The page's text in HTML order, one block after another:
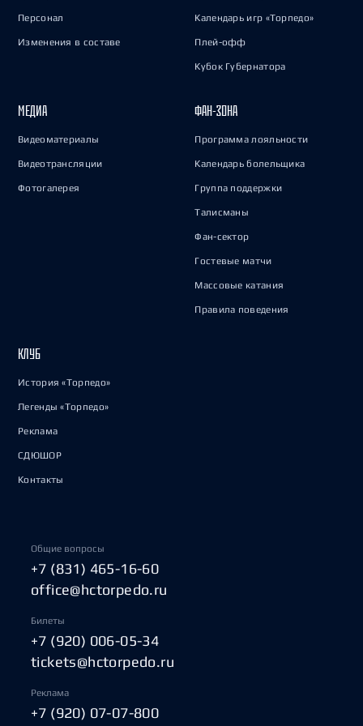
Персонал
Изменения в составе
Календарь игр «Торпедо»
Плей-офф
Кубок Губернатора
МЕДИА
Видеоматериалы
Видеотрансляции
Фотогалерея
ФАН-ЗОНА
Программа лояльности
Календарь болельщика
Группа поддержки
Талисманы
Фан-сектор
Гостевые матчи
Массовые катания
Правила поведения
КЛУБ
История «Торпедо»
Легенды «Торпедо»
Реклама
СДЮШОР
Контакты
Общие вопросы
+7 (831) 465-16-60
office@hctorpedo.ru
Билеты
+7 (920) 006-05-34
tickets@hctorpedo.ru
Реклама
+7 (920) 07-07-800